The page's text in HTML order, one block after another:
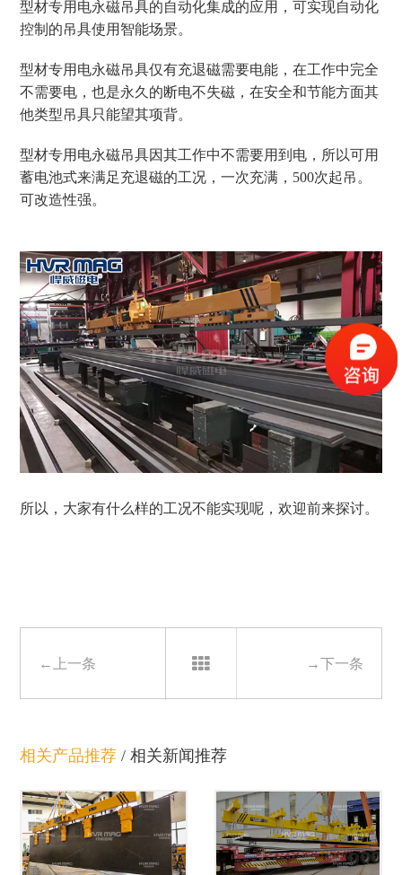
型材专用电永磁吊具的自动化集成的应用，可实现自动化
控制的吊具使用智能场景。
型材专用电永磁吊具仅有充退磁需要电能，在工作中完全
不需要电，也是永久的断电不失磁，在安全和节能方面其
他类型吊具只能望其项背。
型材专用 电永磁吊具因其工作中不需要用到电，所以可用
蓄电池式来满足充退磁的工况，一次充满， 500次起吊。
可改造性强。
所以，大家有什么样的工况不能实现呢，欢迎前来探讨。
←上一条 →下一条
相关产品推荐 /相关新闻推荐